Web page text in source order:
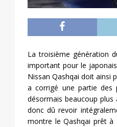
La troisième génération
important pour le
Nissan Qashqai doit ainsi
a corrigé une partie des
désormais beaucoup
donc dû revoir
montre le Qashqai prêt